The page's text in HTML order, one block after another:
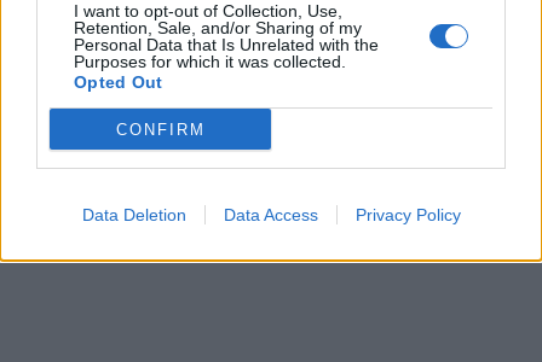
I want to opt-out of Collection, Use,
Retention, Sale, and/or Sharing of my
Personal Data that Is Unrelated with the
Purposes for which it was collected.
Opted Out
CONFIRM
Data Deletion Data Access Privacy Policy
Acconsento al trattamento dei dati personali (